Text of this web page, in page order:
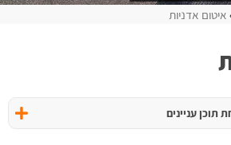
איטום אדניות
עניינים